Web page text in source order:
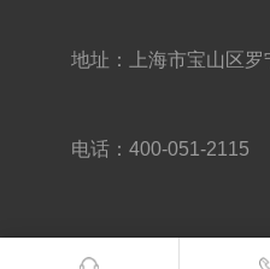
地址：上海市宝山区
电话：400-051-2115
上海长青电